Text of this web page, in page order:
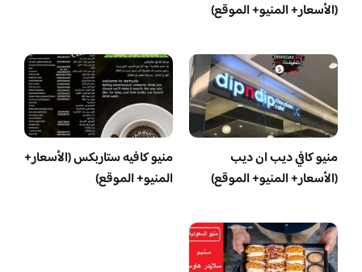
(الأسعار+ المنيو+ الموقع)
منيو كافي ديب ان ديب
(الأسعار+ المنيو+ الموقع)
منيو كافيه ستاربكس (الأسعار+
المنيو+ الموقع)